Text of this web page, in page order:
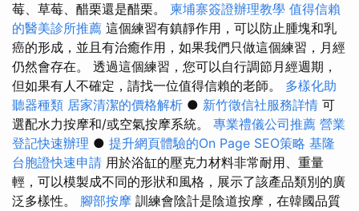
莓、草莓、醋栗還是醋栗。 柬埔寨簽證辦理教學 值得信賴
的醫美診所推薦 這個練習有鎮靜作用，可以防止腫塊和乳
癌的形成，並且有治癒作用，如果我們只做這個練習，月經
仍然會存在。 透過這個練習，您可以自行調節月經週期，
但如果有人不確定，請找一位值得信賴的老師。 多樣化助
聽器種類 居家清潔的價格解析 ● 新竹徵信社服務詳情 可
選配水力按摩和/或空氣按摩系統。 專業禮儀公司推薦 營業
登記快速辦理 ● 提升網頁體驗的On Page SEO策略 基隆
台胞證快速申請 用於浴缸的壓克力材料非常耐用、重量
輕，可以模製成不同的形狀和風格，展示了該產品類別的廣
泛多樣性。 腳部按摩 訓練會陰計是陰道按摩，在韓國品質